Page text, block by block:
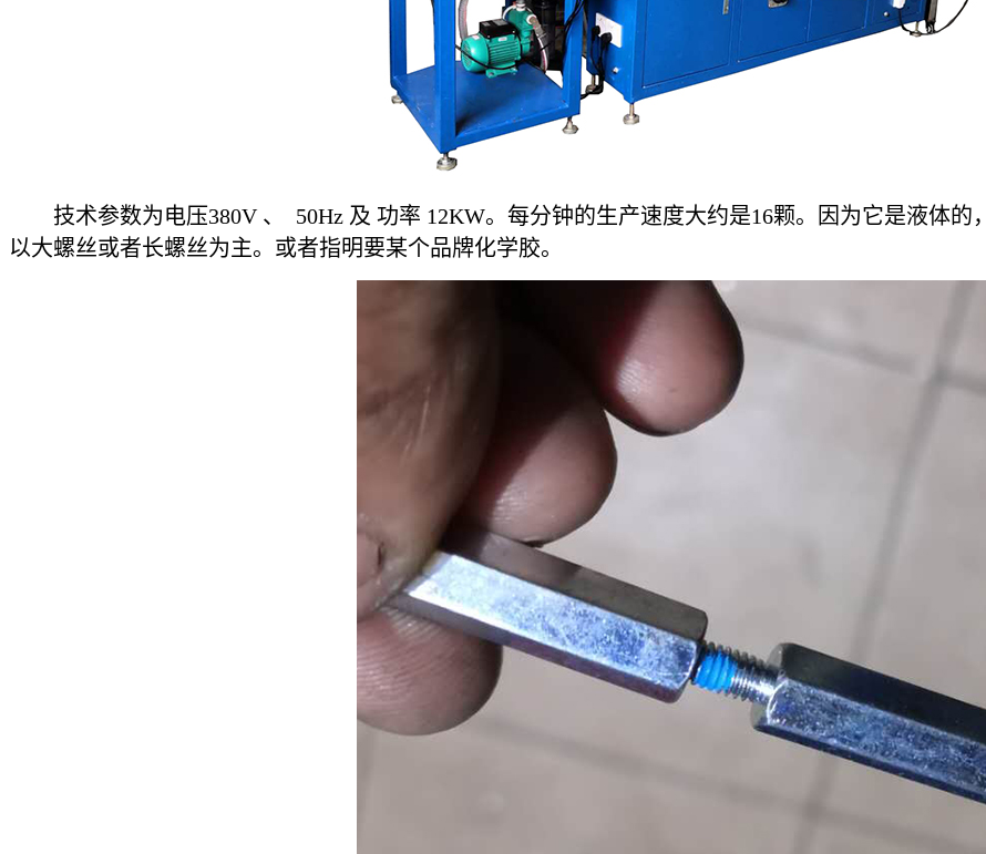
技术参数为电压380V 、 50Hz 及 功率 12KW。每分钟的生产速度大约是16颗。因为它是液体的
以大螺丝或者长螺丝为主。或者指明要某个品牌化学胶。